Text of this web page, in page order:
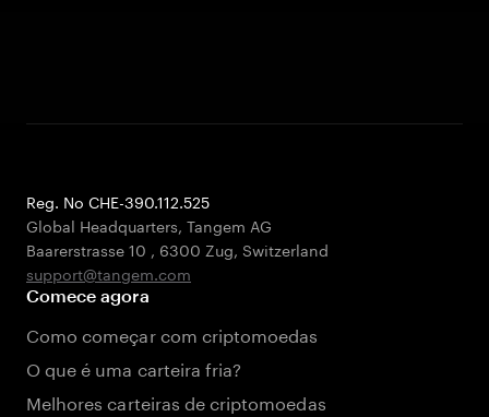
Reg. No CHE-390.112.525
Global Headquarters, Tangem AG
Baarerstrasse 10 , 6300 Zug, Switzerland
support@tangem.com
Comece agora
Como começar com criptomoedas
O que é uma carteira fria?
Melhores carteiras de criptomoedas